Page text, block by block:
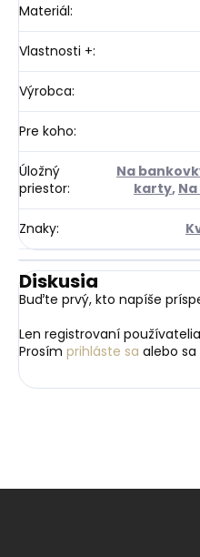
Materiál:
Vlastnosti +:
Výrobca:
Pre koho:
Úložný
priestor:
Na
karty,
Znaky:
Diskusia
Buďte prvý, kto napíše
Len registrovaní
Prosím prihláste sa alebo sa